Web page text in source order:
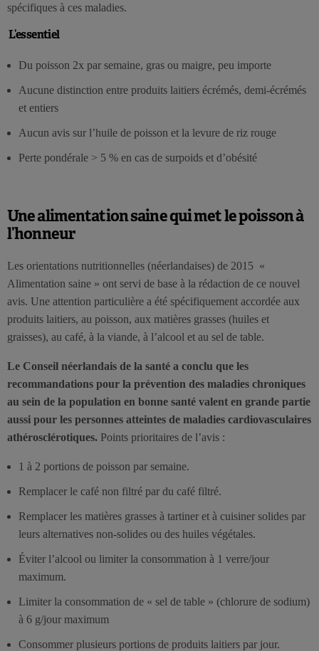
spécifiques à ces maladies.
L’essentiel
Du poisson 2x par semaine, gras ou maigre, peu importe
Aucune distinction entre produits laitiers écrémés, demi-écrémés
et entiers
Aucun avis sur l’huile de poisson et la levure de riz rouge
Perte pondérale > 5 % en cas de surpoids et d’obésité
Une alimentation saine qui met le poisson à
l’honneur
Les orientations nutritionnelles (néerlandaises) de 2015 «
Alimentation saine » ont servi de base à la rédaction de ce nouvel
avis. Une attention particulière a été spécifiquement accordée aux
produits laitiers, au poisson, aux matières grasses (huiles et
graisses), au café, à la viande, à l’alcool et au sel de table.
Le Conseil néerlandais de la santé a conclu que les
recommandations pour la prévention des maladies chroniques
au sein de la population en bonne santé valent en grande partie
aussi pour les personnes atteintes de maladies cardiovasculaires
athérosclérotiques. Points prioritaires de l’avis :
1 à 2 portions de poisson par semaine.
Remplacer le café non filtré par du café filtré.
Remplacer les matières grasses à tartiner et à cuisiner solides par
leurs alternatives non-solides ou des huiles végétales.
Éviter l’alcool ou limiter la consommation à 1 verre/jour
maximum.
Limiter la consommation de « sel de table » (chlorure de sodium)
à 6 g/jour maximum
Consommer plusieurs portions de produits laitiers par jour.